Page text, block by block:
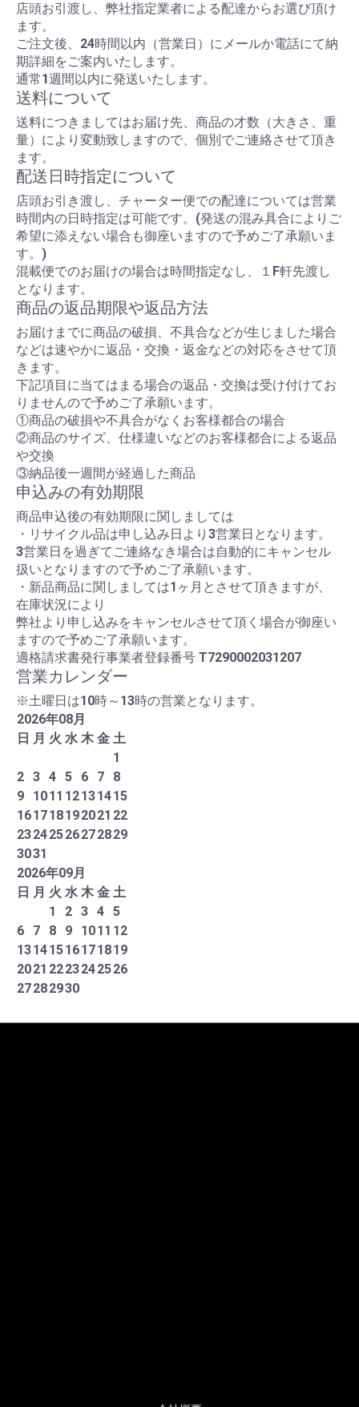
店頭お引渡し、弊社指定業者による配達からお選び頂け
ます。
ご注文後、24時間以内（営業日）にメールか電話にて納
期詳細をご案内いたします。
通常1週間以内に発送いたします。
送料について
送料につきましてはお届け先、商品の才数（大きさ、重
量）により変動致しますので、個別でご連絡させて頂き
ます。
配送日時指定について
店頭お引き渡し、チャーター便での配達については営業
時間内の日時指定は可能です。(発送の混み具合によりご
希望に添えない場合も御座いますので予めご了承願いま
す。)
混載便でのお届けの場合は時間指定なし、１F軒先渡し
となります。
商品の返品期限や返品方法
お届けまでに商品の破損、不具合などが生じました場合
などは速やかに返品・交換・返金などの対応をさせて頂
きます。
下記項目に当てはまる場合の返品・交換は受け付けてお
りませんので予めご了承願います。
①商品の破損や不具合がなくお客様都合の場合
②商品のサイズ、仕様違いなどのお客様都合による返品
や交換
③納品後一週間が経過した商品
申込みの有効期限
商品申込後の有効期限に関しましては
・リサイクル品は申し込み日より3営業日となります。
3営業日を過ぎてご連絡なき場合は自動的にキャンセル
扱いとなりますので予めご了承願います。
・新品商品に関しましては1ヶ月とさせて頂きますが、
在庫状況により
弊社より申し込みをキャンセルさせて頂く場合が御座い
ますので予めご了承願います。
適格請求書発行事業者登録番号 T7290002031207
営業カレンダー
※土曜日は10時～13時の営業となります。
2026年08月
日 月 火 水 木 金 土
1
2 3 4 5 6 7
8
9
1011 12131415
161718192021 22
23242526272829
3031
2026年09月
日 月 火 水 木 金 土
1
2 3 4 5
6
7 8 9 1011 12
13141516171819
2021 2223242526
27282930